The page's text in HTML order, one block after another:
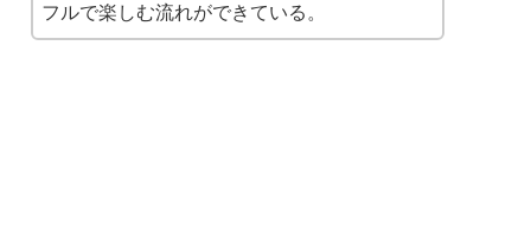
フルで楽しむ流れができている。